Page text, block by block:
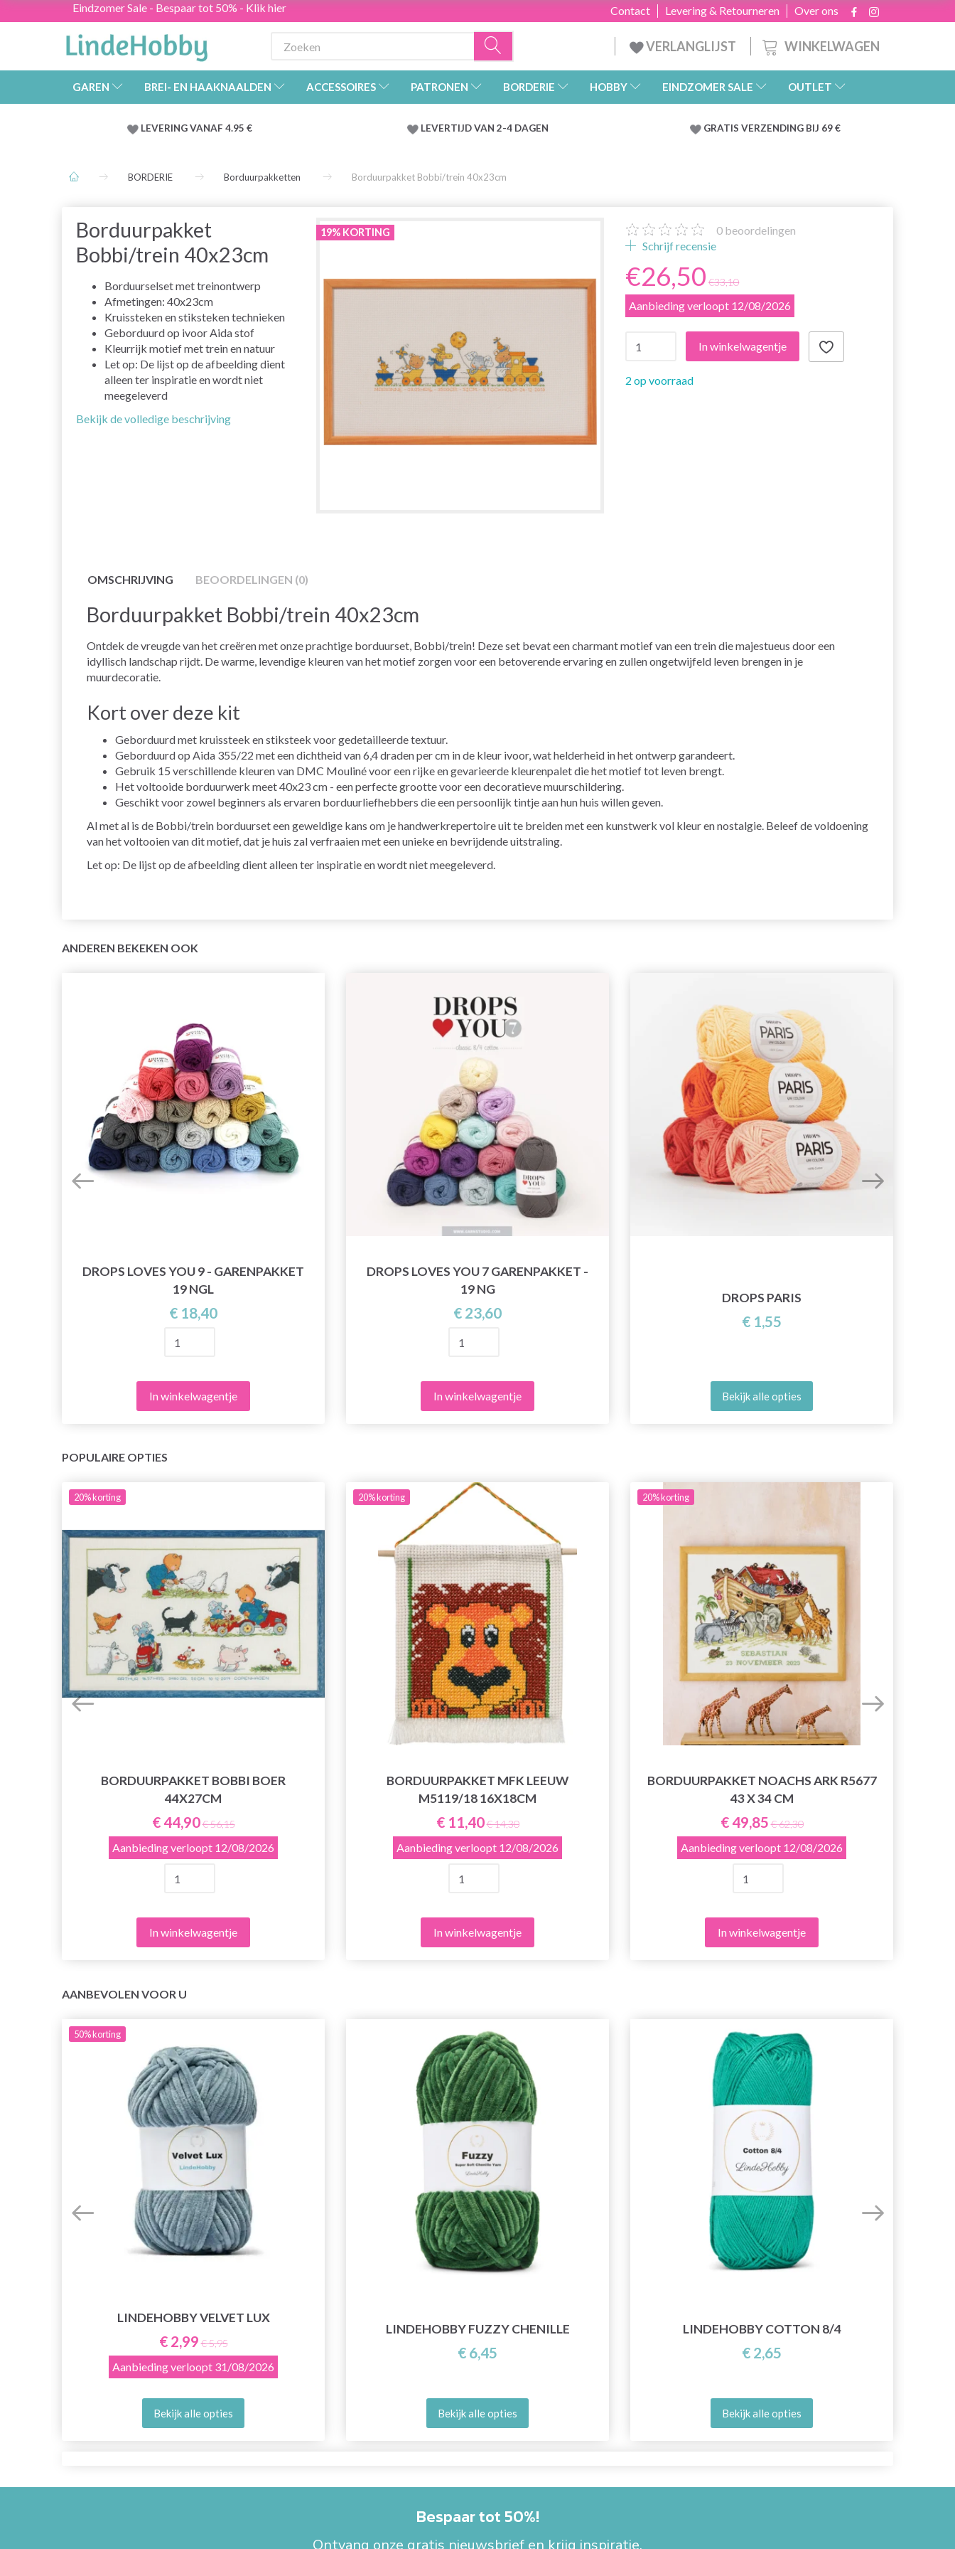
Eindzomer Sale - Bespaar tot 50% - Klik hier Over ons
Levering & Retourneren
Contact
WINKELWAGEN
VERLANGLIJST
GAREN BREI- EN HAAKNAALDEN ACCESSOIRES PATRONEN BORDERIE HOBBY EINDZOMER SALE OUTLET
LEVERING VANAF 4.95 € LEVERTIJD VAN 2-4 DAGEN GRATIS VERZENDING BIJ 69 €
BORDERIE Borduurpakketten Borduurpakket Bobbi/trein 40x23cm
Borduurpakket
Bobbi/trein 40x23cm
Borduurselset met treinontwerp
Afmetingen: 40x23cm
Kruissteken en stiksteken technieken
Geborduurd op ivoor Aida stof
Kleurrijk motief met trein en natuur
Let op: De lijst op de afbeelding dient
alleen ter inspiratie en wordt niet
meegeleverd
Bekijk de volledige beschrijving
19% KORTING 0 beoordelingen
Schrijf recensie
€26,50 €33,10
Aanbieding verloopt 12/08/2026
In winkelwagentje
2 op voorraad
OMSCHRIJVING BEOORDELINGEN (0)
Borduurpakket Bobbi/trein 40x23cm
Ontdek de vreugde van het creëren met onze prachtige borduurset, Bobbi/trein! Deze set bevat een charmant motief van een trein die majestueus door een
idyllisch landschap rijdt. De warme, levendige kleuren van het motief zorgen voor een betoverende ervaring en zullen ongetwijfeld leven brengen in je
muurdecoratie.
Kort over deze kit
Geborduurd met kruissteek en stiksteek voor gedetailleerde textuur.
Geborduurd op Aida 355/22 met een dichtheid van 6,4 draden per cm in de kleur ivoor, wat helderheid in het ontwerp garandeert.
Gebruik 15 verschillende kleuren van DMC Mouliné voor een rijke en gevarieerde kleurenpalet die het motief tot leven brengt.
Het voltooide borduurwerk meet 40x23 cm - een perfecte grootte voor een decoratieve muurschildering.
Geschikt voor zowel beginners als ervaren borduurliefhebbers die een persoonlijk tintje aan hun huis willen geven.
Al met al is de Bobbi/trein borduurset een geweldige kans om je handwerkrepertoire uit te breiden met een kunstwerk vol kleur en nostalgie. Beleef de voldoening
van het voltooien van dit motief, dat je huis zal verfraaien met een unieke en bevrijdende uitstraling.
Let op: De lijst op de afbeelding dient alleen ter inspiratie en wordt niet meegeleverd.
ANDEREN BEKEKEN OOK
DROPS LOVES YOU 9 - GARENPAKKET
19 NGL
€ 18,40
In winkelwagentje
DROPS LOVES YOU 7 GARENPAKKET -
19 NG
€ 23,60
In winkelwagentje
DROPS PARIS
€ 1,55
Bekijk alle opties
POPULAIRE OPTIES
20%korting
BORDUURPAKKET BOBBI BOER
44X27CM
€ 44,90€ 56,15
Aanbieding verloopt 12/08/2026
In winkelwagentje
20%korting
BORDUURPAKKET MFK LEEUW
M5119/18 16X18CM
€ 11,40€ 14,30
Aanbieding verloopt 12/08/2026
In winkelwagentje
20%korting
BORDUURPAKKET NOACHS ARK R5677
43 X 34 CM
€ 49,85 € 62,30
Aanbieding verloopt 12/08/2026
In winkelwagentje
AANBEVOLEN VOOR U
50%korting
LINDEHOBBY VELVET LUX
€ 2,99 € 5,95
Aanbieding verloopt 31/08/2026
Bekijk alle opties
LINDEHOBBY FUZZY CHENILLE
€ 6,45
Bekijk alle opties
LINDEHOBBY COTTON 8/4
€ 2,65
Bekijk alle opties
Bespaar tot 50%!